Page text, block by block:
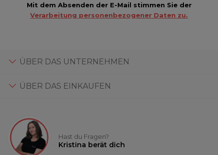
Mit dem Absenden der E-Mail stimmen Sie der
Verarbeitung personenbezogener Daten zu.
ÜBER DAS UNTERNEHMEN
ÜBER DAS EINKAUFEN
Hast du Fragen?
Kristina berät dich